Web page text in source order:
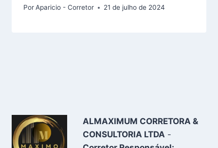
PorAparicio - Corretor 21 de julho de 2024
ALMAXIMUM CORRETORA &
CONSULTORIA LTDA -